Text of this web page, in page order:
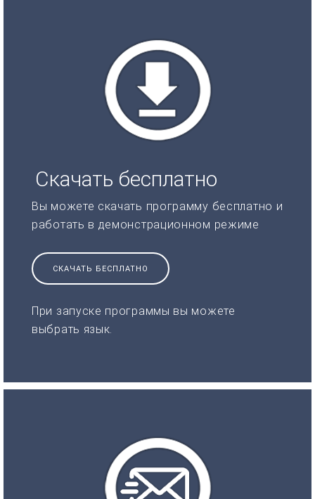
Скачать бесплатно
Вы можете скачать программу бесплатно и
работать в демонстрационном режиме
СКАЧАТЬ БЕСПЛАТНО
При запуске программы вы можете
выбрать язык.